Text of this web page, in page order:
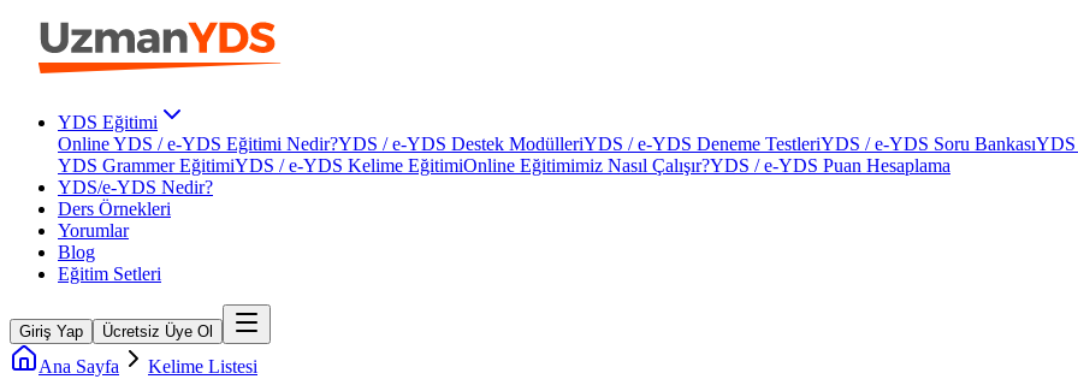
YDS Eğitimi
Online YDS / e-YDS Eğitimi Nedir?YDS / e-YDS Destek ModülleriYDS / e-YDS Deneme TestleriYDS / e-YDS Soru BankasıYDS
YDS Grammer EğitimiYDS / e-YDS Kelime EğitimiOnline Eğitimimiz Nasıl Çalışır?YDS / e-YDS Puan Hesaplama
YDS/e-YDS Nedir?
Ders Örnekleri
Yorumlar
Blog
Eğitim Setleri
Giriş Yap Ücretsiz Üye Ol
Ana Sayfa Kelime Listesi